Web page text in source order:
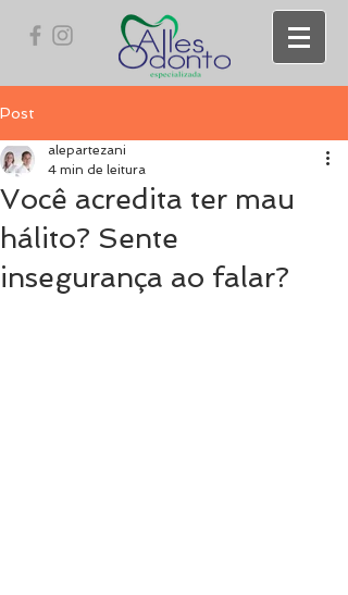
Post
Você acredita ter mau
hálito? Sente
insegurança ao falar?
alepartezani
4 min de leitura